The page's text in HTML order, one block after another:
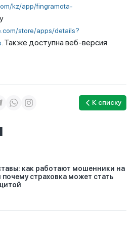
kz/app/fingramota-
store/apps/details?
. Также доступна веб-версия
К списку
как работают мошенники на
почему страховка может стать